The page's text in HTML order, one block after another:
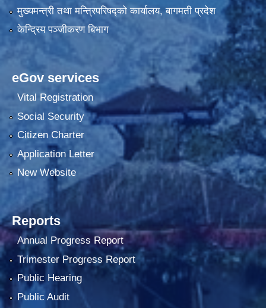
मुख्यमन्त्री तथा मन्त्रिपरिषद्को कार्यालय, बागमती प्रदेश
केन्द्रिय पञ्जीकरण बिभाग
eGov services
Vital Registration
Social Security
Citizen Charter
Application Letter
New Website
Reports
Annual Progress Report
Trimester Progress Report
Public Hearing
Public Audit